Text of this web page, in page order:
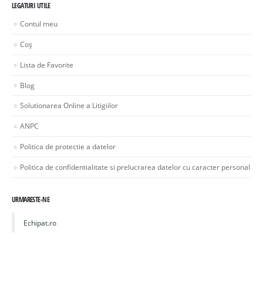
LEGATURI UTILE
Contul meu
Coș
Lista de Favorite
Blog
Solutionarea Online a Litigiilor
ANPC
Politica de protectie a datelor
Politica de confidentialitate si prelucrarea datelor cu caracter personal
URMARESTE-NE
Echipat.ro